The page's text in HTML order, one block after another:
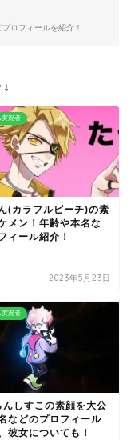
ロフィールを紹介！
実況者
(カラフルピーチ)の素
メン！年齢や本名な
ィール紹介！
2023年5月23日
実況者
しすこの素顔を大公
などのプロフィール
彼女についても！